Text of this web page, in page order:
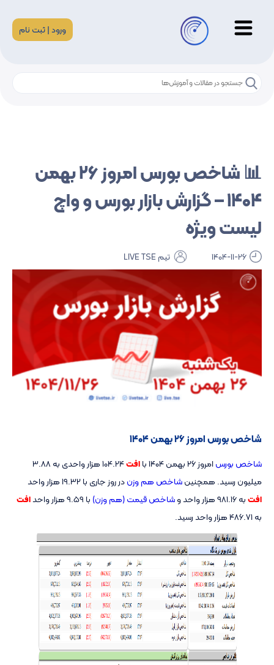
ورود | ثبت نام
📊 شاخص بورس امروز ۲۶ بهمن
۱۴۰۴ – گزارش بازار بورس و واچ
لیست ویژه
1404-11-26 تیم LIVE TSE
شاخص بورس امروز ۲۶ بهمن ۱۴۰۴
شاخص بورسامروز ۲۶ بهمن ۱۴۰۴ با افت
104.24 هزار واحدی به 3.88
میلیون رسید. همچنینشاخص هم وزندر روز جاری با 19.32 هزار واحد
افتبه 981.16 هزار واحد و شاخص قیمت (هم وزن) با 9.59 هزار واحد
افت
به 486.71 هزار واحد رسید.